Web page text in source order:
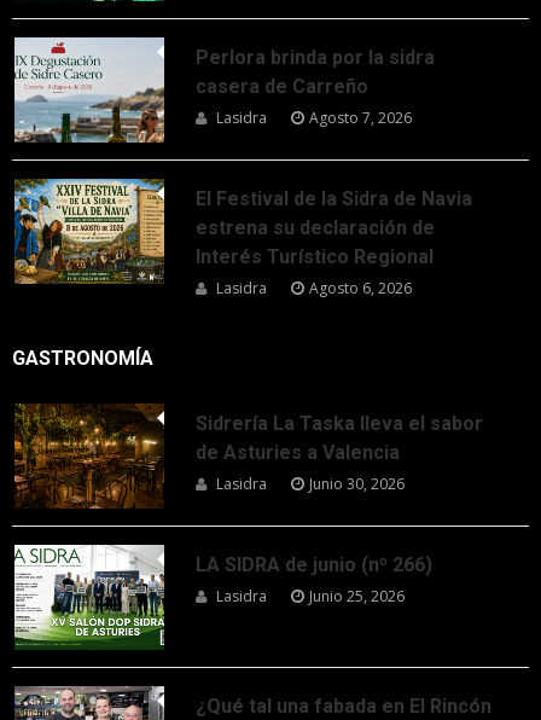
Perlora brinda por la sidra
casera de Carreño
Lasidra Agosto 7, 2026
El Festival de la Sidra de Navia
estrena su declaración de
Interés Turístico Regional
Lasidra Agosto 6, 2026
GASTRONOMÍA
Sidrería La Taska lleva el sabor
de Asturies a Valencia
Lasidra Junio 30, 2026
LA SIDRA de junio (nº 266)
Lasidra Junio 25, 2026
¿Qué tal una fabada en El Rincón